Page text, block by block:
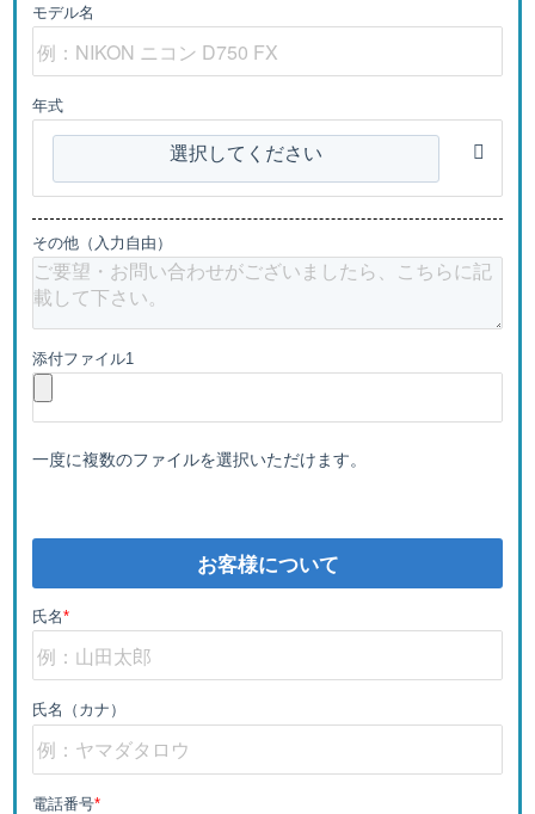
モデル名
年式
選択してください
その他（入力自由）
添付ファイル1
一度に複数のファイルを選択いただけます。
お客様について
氏名*
氏名（カナ）
電話番号*